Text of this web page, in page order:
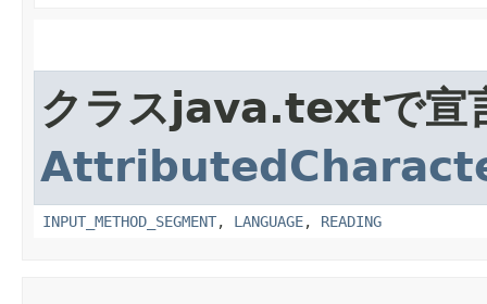
クラスjava.textで宣
INPUT_METHOD_SEGMENT, LANGUAGE, READING